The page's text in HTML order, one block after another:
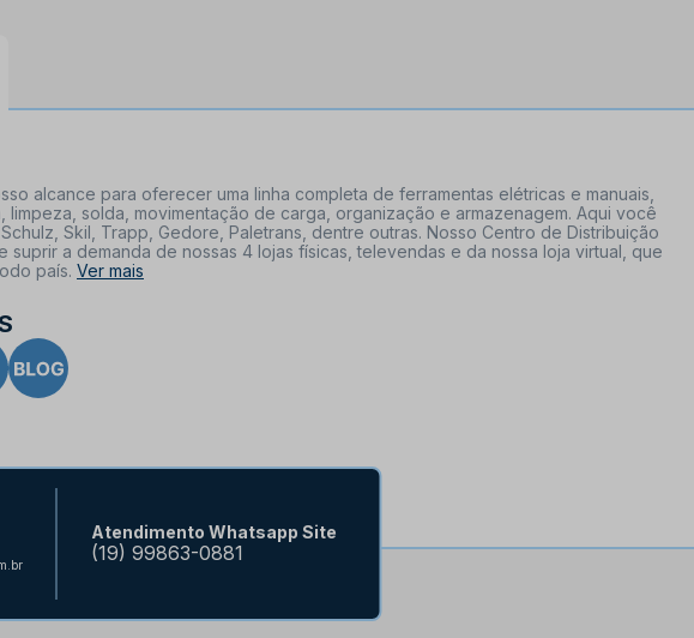
alcance para oferecer uma linha completa de ferramentas elétricas e manuais,
solda, movimentação de carga, organização e armazenagem. Aqui você
Skil, Trapp, Gedore, Paletrans, dentre outras. Nosso Centro de Distribuição
a demanda de nossas 4 lojas físicas, televendas e da nossa loja virtual, que
país. Ver mais
Atendimento Whatsapp Site
(19) 99863-0881